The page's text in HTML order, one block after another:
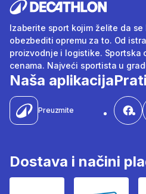
Izaberite sport kojim želite da se
obezbediti opremu za to. Od
proizvodnje i logistike. Sportska
cenama. Najveći sportista u
Naša aplikacija
Preuzmite
Dostava i načini